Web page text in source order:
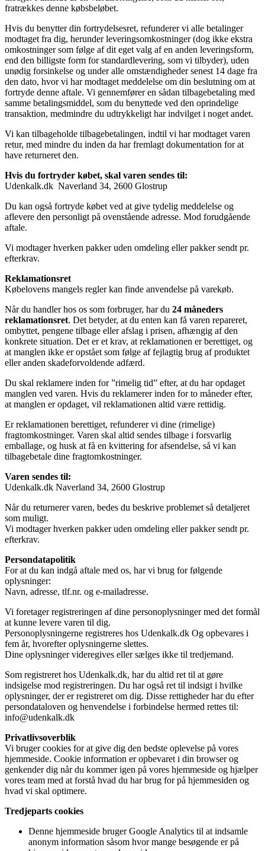
fratrækkes denne købsbeløbet.
Hvis du benytter din fortrydelsesret, refunderer vi alle betalinger
modtaget fra dig, herunder leveringsomkostninger (dog ikke ekstra
omkostninger som følge af dit eget valg af en anden leveringsform,
end den billigste form for standardlevering, som vi tilbyder), uden
unødig forsinkelse og under alle omstændigheder senest 14 dage fra
den dato, hvor vi har modtaget meddelelse om din beslutning om at
fortryde denne aftale. Vi gennemfører en sådan tilbagebetaling med
samme betalingsmiddel, som du benyttede ved den oprindelige
transaktion, medmindre du udtrykkeligt har indvilget i noget andet.
Vi kan tilbageholde tilbagebetalingen, indtil vi har modtaget varen
retur, med mindre du inden da har fremlagt dokumentation for at
have returneret den.
Hvis du fortryder købet, skal varen sendes til:
Udenkalk.dk Naverland 34, 2600 Glostrup
Du kan også fortryde købet ved at give tydelig meddelelse og
aflevere den personligt på ovenstående adresse. Mod forudgående
aftale.
Vi modtager hverken pakker uden omdeling eller pakker sendt pr.
efterkrav.
Reklamationsret
Købelovens mangels regler kan finde anvendelse på varekøb.
Når du handler hos os som forbruger, har du 24 måneders
reklamationsret. Det betyder, at du enten kan få varen repareret,
ombyttet, pengene tilbage eller afslag i prisen, afhængig af den
konkrete situation. Det er et krav, at reklamationen er berettiget, og
at manglen ikke er opstået som følge af fejlagtig brug af produktet
eller anden skadeforvoldende adfærd.
Du skal reklamere inden for ”rimelig tid” efter, at du har opdaget
manglen ved varen. Hvis du reklamerer inden for to måneder efter,
at manglen er opdaget, vil reklamationen altid være rettidig.
Er reklamationen berettiget, refunderer vi dine (rimelige)
fragtomkostninger. Varen skal altid sendes tilbage i forsvarlig
emballage, og husk at få en kvittering for afsendelse, så vi kan
tilbagebetale dine fragtomkostninger.
Varen sendes til:
Udenkalk.dk Naverland 34, 2600 Glostrup
Når du returnerer varen, bedes du beskrive problemet så detaljeret
som muligt.
Vi modtager hverken pakker uden omdeling eller pakker sendt pr.
efterkrav.
Persondatapolitik
For at du kan indgå aftale med os, har vi brug for følgende
oplysninger:
Navn, adresse, tlf.nr. og e-mailadresse.
Vi foretager registreringen af dine personoplysninger med det formål
at kunne levere varen til dig.
Personoplysningerne registreres hos Udenkalk.dk Og opbevares i
fem år, hvorefter oplysningerne slettes.
Dine oplysninger videregives eller sælges ikke til tredjemand.
Som registreret hos Udenkalk.dk, har du altid ret til at gøre
indsigelse mod registreringen. Du har også ret til indsigt i hvilke
oplysninger, der er registreret om dig. Disse rettigheder har du efter
persondataloven og henvendelse i forbindelse hermed rettes til:
info@udenkalk.dk
Privatlivsoverblik
Vi bruger cookies for at give dig den bedste oplevelse på vores
hjemmeside. Cookie information er opbevaret i din browser og
genkender dig når du kommer igen på vores hjemmeside og hjælper
vores team med at forstå hvad du har brug for på hjemmesiden og
hvad vi skal optimere.
Tredjeparts cookies
Denne hjemmeside bruger Google Analytics til at indsamle
anonym information såsom hvor mange besøgende er på